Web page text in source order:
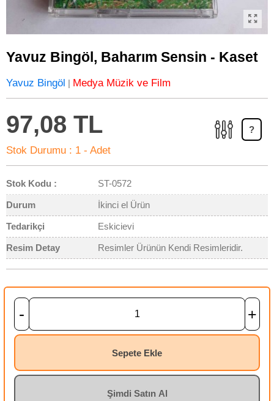
Yavuz Bingöl, Baharım Sensin - Kaset
Yavuz Bingöl | Medya Müzik ve Film
97,08 TL
Stok Durumu : 1 - Adet
?
Stok Kodu : ST-0572
Durum İkinci el Ürün
Tedarikçi Eskicievi
Resim Detay Resimler Ürünün Kendi Resimleridir.
- +
Sepete Ekle
Şimdi Satın Al